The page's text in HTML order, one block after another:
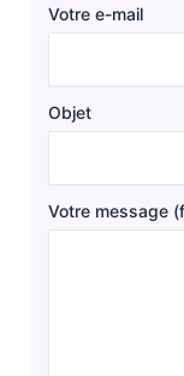
Votre e-mail
Objet
Votre message